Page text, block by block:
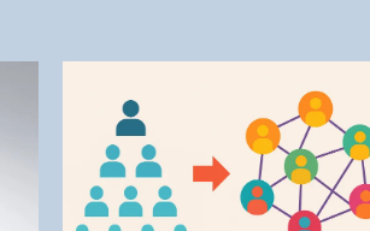
Andelfingen